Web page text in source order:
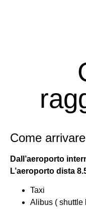
Come
Dall’aeroporto
L’aeroporto dista
Taxi
Alibus ( shuttle